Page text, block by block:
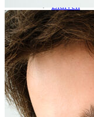
Eldiven
Kemer
Parfüm
Erkek Aksesuar
Boxer
Çorap
Kemer